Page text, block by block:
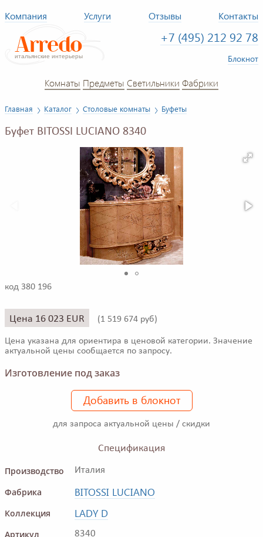
Компания Услуги Отзывы Контакты
+7 (495) 212 92 78
Блокнот
Комнаты Предметы Светильники Фабрики
Главная Каталог Столовые комнаты Буфеты
Буфет BITOSSI LUCIANO 8340
код 380 196
Цена 16 023 EUR (1 519 674 руб)
Цена указана для ориентира в ценовой категории. Значение
актуальной цены сообщается по запросу.
Изготовление под заказ
Добавить в блокнот
для запроса актуальной цены / скидки
Спецификация
Производство
Италия
Фабрика BITOSSI LUCIANO
Коллекция LADY D
Артикул 8340